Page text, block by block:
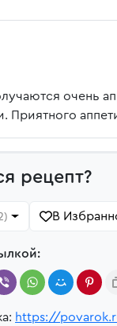
очень
Приятного
рецепт?
В
https://